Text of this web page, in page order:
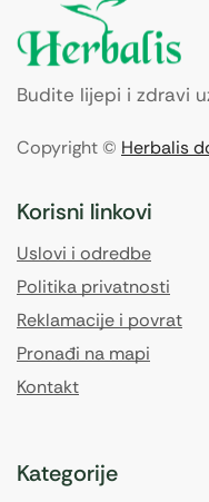
Budite lijepi i zdravi
Copyright © Herbalis
Korisni linkovi
Uslovi i odredbe
Politika privatnosti
Reklamacije i povrat
Pronađi na mapi
Kontakt
Kategorije